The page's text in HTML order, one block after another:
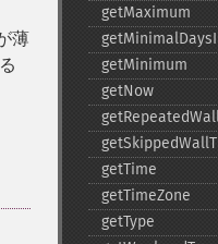
薄
getMaximum
getMinimum
getNow
getTime
getTimeZone
getType